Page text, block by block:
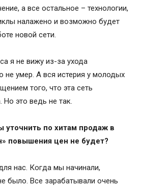
а все остальное – технологии,
налажено и возможно будет
новой сети.
я не вижу из-за ухода
не умер. А вся истерия у молодых
того, что эта сеть
Но это ведь не так.
уточнить по хитам продаж в
повышения цен не будет?
нас. Когда мы начинали,
было. Все зарабатывали очень